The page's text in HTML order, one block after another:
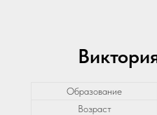
Образование
Возраст